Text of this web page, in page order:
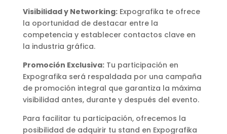
Visibilidad y Networking:Expografika te ofrece
la oportunidad de destacar entre la
competencia y establecer contactos clave en
la industria gráfica.
Promoción Exclusiva:Tu participación en
Expografika será respaldada por una campaña
de promoción integral que garantiza la máxima
visibilidad antes, durante y después del evento.
Para facilitar tu participación, ofrecemos la
posibilidad de adquirir tu stand en Expografika